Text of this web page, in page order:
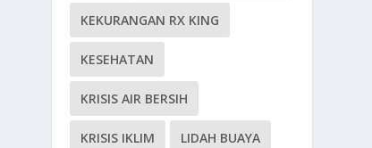
KEKURANGAN RX KING
KESEHATAN
KRISIS AIR BERSIH
KRISIS IKLIM LIDAH BUAYA